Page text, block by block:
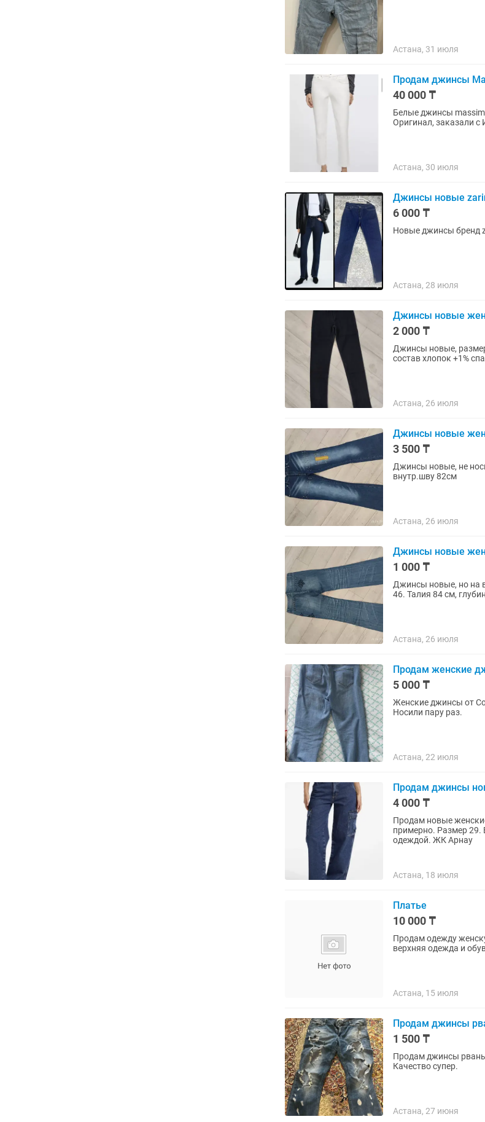
Астана, 31 июля
Продам джинсы
40 000 ₸
Белые джинсы
Оригинал, заказали
Астана, 30 июля
Джинсы новые
6 000 ₸
Новые джинсы бренд
Астана, 28 июля
Джинсы новые
2 000 ₸
Джинсы новые,
состав хлопок +1%
Астана, 26 июля
Джинсы новые
3 500 ₸
Джинсы новые, не
внутр.шву 82см
Астана, 26 июля
Джинсы новые
1 000 ₸
Джинсы новые, но на
46. Талия 84 см,
Астана, 26 июля
Продам женские
5 000 ₸
Женские джинсы от Colin’s.
Носили пару раз.
Астана, 22 июля
Продам джинсы
4 000 ₸
Продам новые
примерно. Размер 29.
одеждой. ЖК Арнау
Астана, 18 июля
Платье
10 000 ₸
Продам одежду
верхняя одежда и
Астана, 15 июля
Продам джинсы
1 500 ₸
Продам джинсы
Качество супер.
Астана, 27 июня